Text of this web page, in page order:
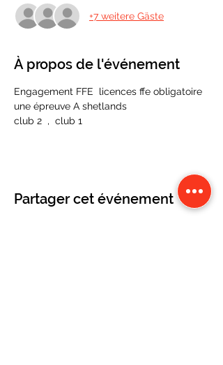
+7 weitere Gäste
À propos de l'événement
Engagement FFE  licences ffe obligatoire
une épreuve A shetlands
club 2  ,  club 1
Partager cet événement